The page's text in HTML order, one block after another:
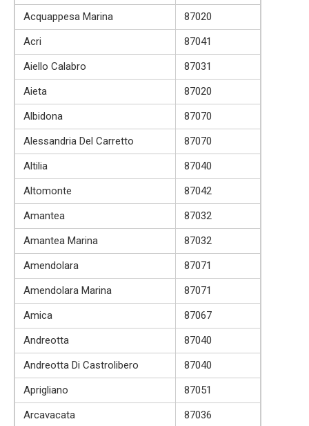
Acquappesa Marina
87020
Acri
87041
Aiello Calabro
87031
Aieta
87020
Albidona
87070
Alessandria Del Carretto
87070
Altilia
87040
Altomonte
87042
Amantea
87032
Amantea Marina
87032
Amendolara
87071
Amendolara Marina
87071
Amica
87067
Andreotta
87040
Andreotta Di Castrolibero
87040
Aprigliano
87051
Arcavacata
87036